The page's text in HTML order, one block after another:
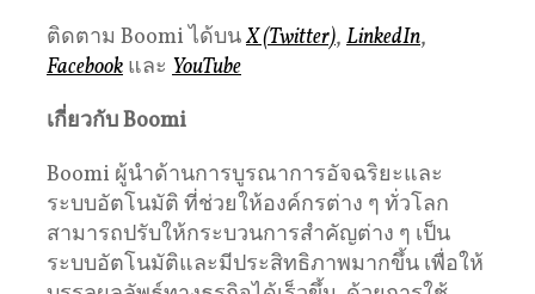
ติดตาม Boomi ได้บนX (Twitter), LinkedIn,
Facebook และ YouTube
เกี่ยวกับBoomi
Boomi ผู้นำด้านการบูรณาการอัจฉริยะและ
ระบบอัตโนมัติ ที่ช่วยให้องค์กรต่าง ๆ ทั่วโลก
สามารถปรับให้กระบวนการสำคัญต่าง ๆ เป็น
ระบบอัตโนมัติและมีประสิทธิภาพมากขึ้น เพื่อให้